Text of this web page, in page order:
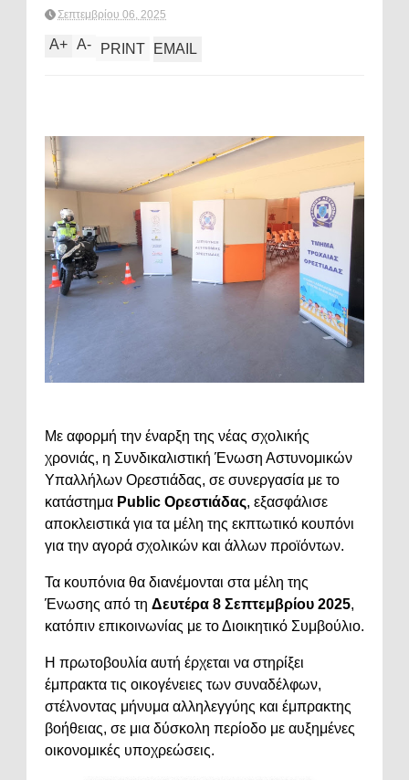
Σεπτεμβρίου 06, 2025
A+ A- PRINT EMAIL
Με αφορμή την έναρξη της νέας σχολικής
χρονιάς, η Συνδικαλιστική Ένωση Αστυνομικών
Υπαλλήλων Ορεστιάδας, σε συνεργασία με το
κατάστημα Public Ορεστιάδας, εξασφάλισε
αποκλειστικά για τα μέλη της εκπτωτικό κουπόνι
για την αγορά σχολικών και άλλων προϊόντων.
Τα κουπόνια θα διανέμονται στα μέλη της
Ένωσης από τη Δευτέρα 8 Σεπτεμβρίου 2025,
κατόπιν επικοινωνίας με το Διοικητικό Συμβούλιο.
Η πρωτοβουλία αυτή έρχεται να στηρίξει
έμπρακτα τις οικογένειες των συναδέλφων,
στέλνοντας μήνυμα αλληλεγγύης και έμπρακτης
βοήθειας, σε μια δύσκολη περίοδο με αυξημένες
οικονομικές υποχρεώσεις.